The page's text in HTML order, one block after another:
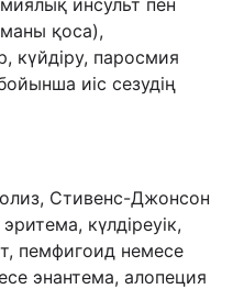
инсульт пен
қоса),
күйдіру, паросмия
иіс сезудің
Стивенс-Джонсон
күлдіреуік,
пемфигоид немесе
энантема, алопеция